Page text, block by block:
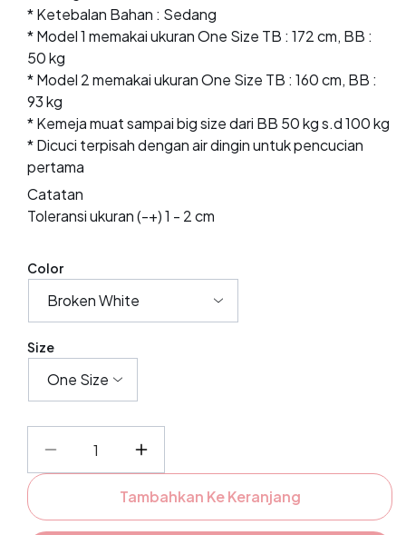
* Ketebalan Bahan : Sedang
* Model 1 memakai ukuran One Size TB : 172 cm, BB :
50 kg
* Model 2 memakai ukuran One Size TB : 160 cm, BB :
93 kg
* Kemeja muat sampai big size dari BB 50 kg s.d 100 kg
* Dicuci terpisah dengan air dingin untuk pencucian
pertama
Catatan
Toleransi ukuran (-+) 1 - 2 cm
Color
Size
Kurangi
jumlah
Suzy
Tambah
jumlah
untuk
Suzy
Tambahkan Ke Keranjang